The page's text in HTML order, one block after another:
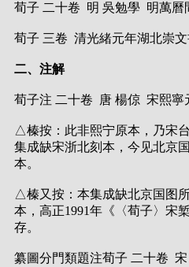
荀子 二十卷 明 吳勉學 明萬曆
荀子 三卷 清光緒元年湖北崇
二、注解
荀子注 二十卷 唐 楊倞 宋熙寧
△榛按：此非熙宁原本，乃宋
集成缺宋浙北刻本，今见北京
本。
△榛又按：本集成缺北京国图
本，高正1991年《〈荀子〉宋
存。
纂圖分門類題注荀子 二十卷